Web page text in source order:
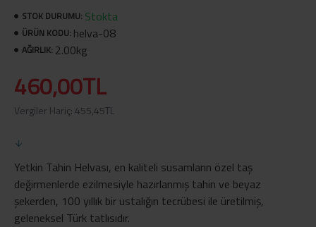
STOK DURUMU: Stokta
ÜRÜN KODU: helva-08
AĞIRLIK: 2.00kg
460,00TL
Vergiler Hariç: 455,45TL
Yetkin Tahin Helvası, en kaliteli susamların özel taş
değirmenlerde ezilmesiyle hazırlanmış tahin ve beyaz
şekerden, 100 yıllık bir ustalığın tecrübesi ile üretilmiş,
geleneksel Türk tatlısıdır.